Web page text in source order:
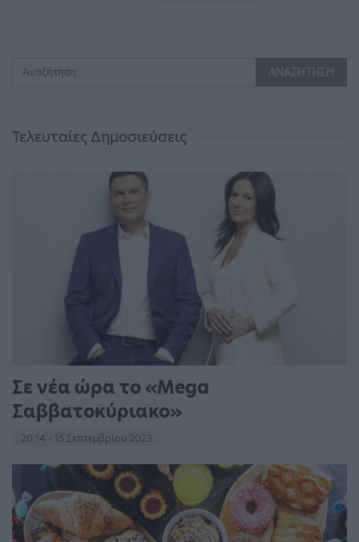
Τελευταίες Δημοσιεύσεις
Σε νέα ώρα το «Mega
Σαββατοκύριακο»
20:14 - 15 Σεπτεμβρίου 2023